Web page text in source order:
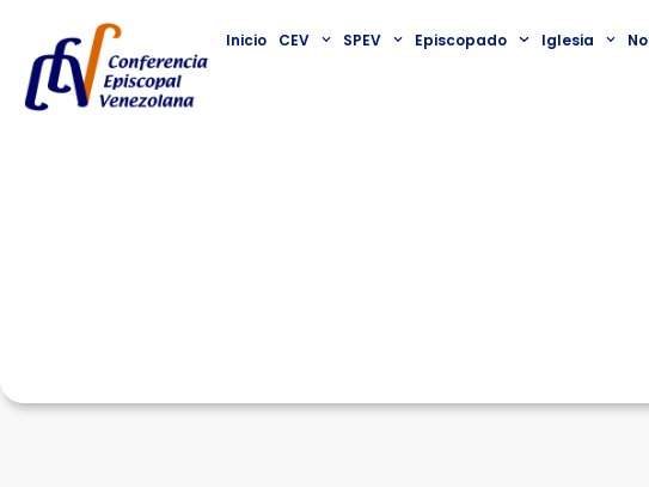
Inicio CEV SPEV Episcopado Iglesia